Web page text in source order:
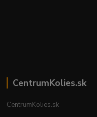
CentrumKolies.sk
CentrumKolies.sk